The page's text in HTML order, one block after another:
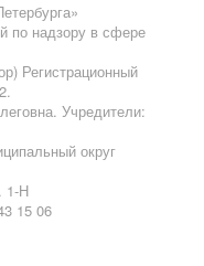
по надзору в сфере
Регистрационный
Учредители:
округ
1-Н
15 06